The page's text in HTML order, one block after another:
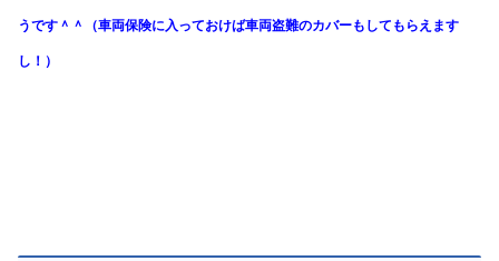
うです＾＾（車両保険に入っておけば車両盗難のカバーもしてもらえます
し！）